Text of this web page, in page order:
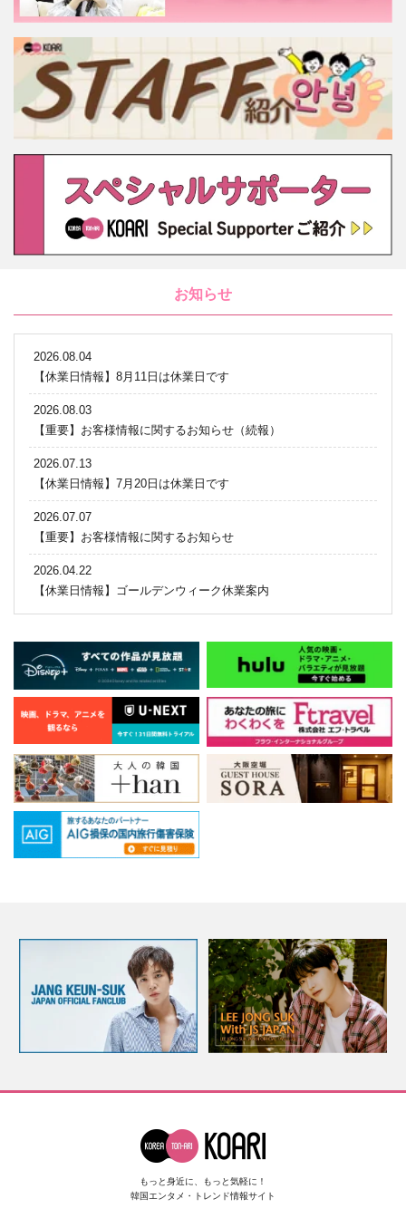
お知らせ
2026.08.04
【休業日情報】8月11日は休業日です
2026.08.03
【重要】お客様情報に関するお知らせ（続報）
2026.07.13
【休業日情報】7月20日は休業日です
2026.07.07
【重要】お客様情報に関するお知らせ
2026.04.22
【休業日情報】ゴールデンウィーク休業案内
もっと身近に、もっと気軽に！
韓国エンタメ・トレンド情報サイト